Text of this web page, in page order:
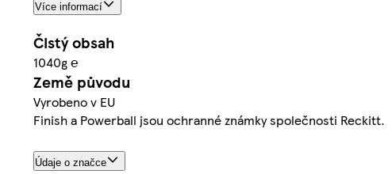
Více informací
Čistý obsah
1040g ℮
Země původu
Vyrobeno v EU
Finish a Powerball jsou ochranné známky společnosti Reckitt.
Údaje o značce